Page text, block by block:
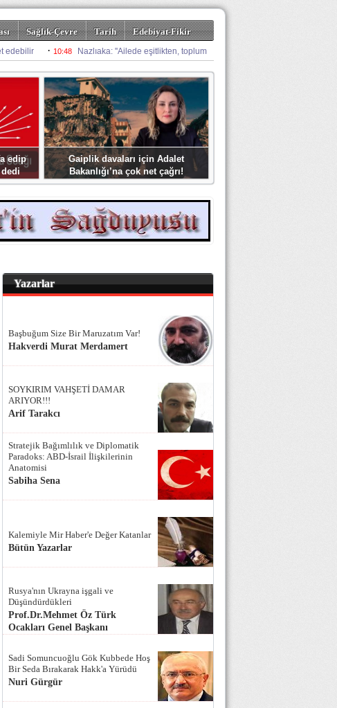
Sağlık-Çevre Tarih
Edebiyat-Fikir
edip
Gaiplik davaları için Adalet
Bakanlığı’na çok net çağrı!
Yazarlar
Başbuğum Size Bir Maruzatım Var!
Hakverdi Murat Merdamert
SOYKIRIM VAHŞETİ DAMAR
ARIYOR!!!
Arif Tarakcı
Stratejik Bağımlılık ve Diplomatik
Paradoks: ABD-İsrail İlişkilerinin
Anatomisi
Sabiha Sena
Kalemiyle Mir Haber'e Değer Katanlar
Bütün Yazarlar
Rusya'nın Ukrayna işgali ve
Düşündürdükleri
Prof.Dr.Mehmet Öz Türk
Ocakları Genel Başkanı
Sadi Somuncuoğlu Gök Kubbede Hoş
Bir Seda Bırakarak Hakk'a Yürüdü
Nuri Gürgür